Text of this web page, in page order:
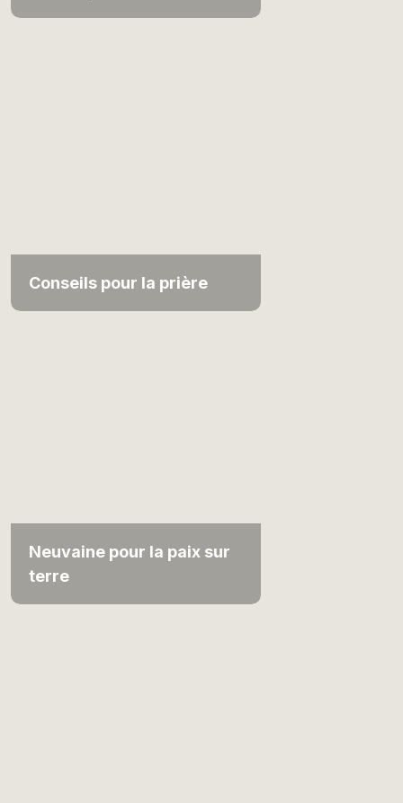
Conseils pour la prière
Neuvaine pour la paix sur
terre